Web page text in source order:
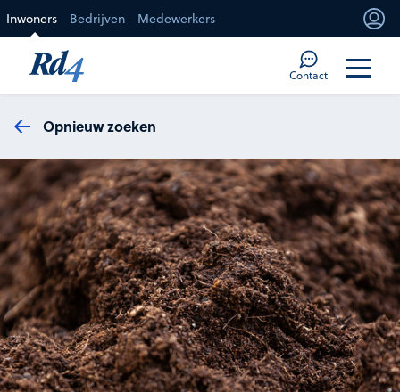
Inwoners Bedrijven Medewerkers
Contact
Opnieuw zoeken